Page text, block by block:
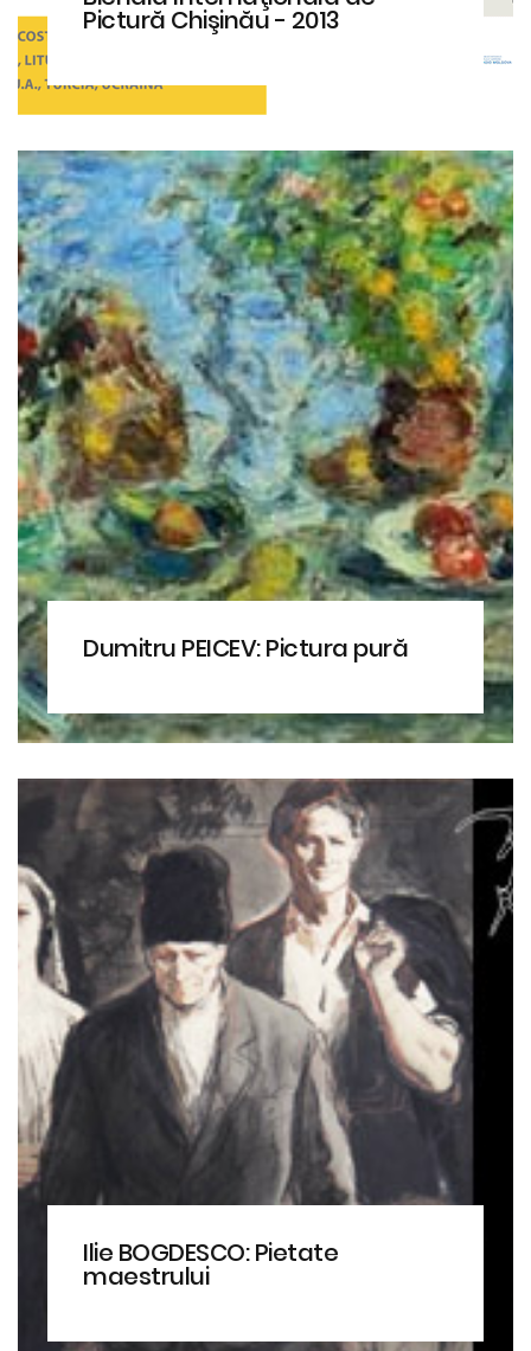
Pictură Chişinău - 2013
Dumitru PEICEV: Pictura pură
Ilie BOGDESCO: Pietate
maestrului